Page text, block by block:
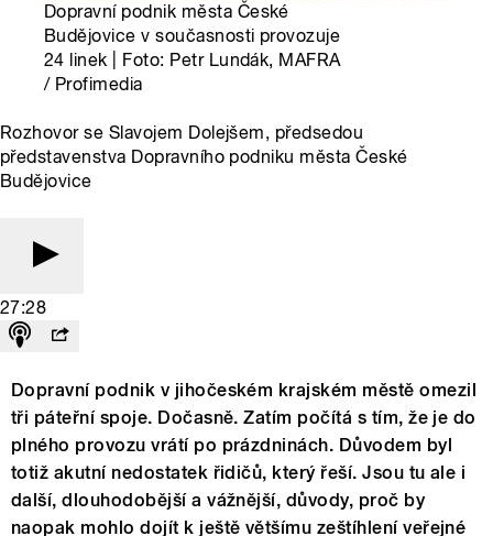
Dopravní podnik města České
Budějovice v současnosti provozuje
24 linek | Foto: Petr Lundák, MAFRA
/ Profimedia
Rozhovor se Slavojem Dolejšem, předsedou
představenstva Dopravního podniku města České
Budějovice
27:28
Dopravní podnik v jihočeském krajském městě omezil
tři páteřní spoje. Dočasně. Zatím počítá s tím, že je do
plného provozu vrátí po prázdninách. Důvodem byl
totiž akutní nedostatek řidičů, který řeší. Jsou tu ale i
další, dlouhodobější a vážnější, důvody, proč by
naopak mohlo dojít k ještě většímu zeštíhlení veřejné